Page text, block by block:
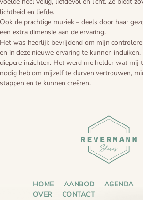
Ayahuasca integratie
Ayahuasca informatie
Ayahuasca ceremonie
Ayahuasca veiligheid
Over
Over mij
Reviews
De cirkel van het leven
contact
lichtheid en liefde.
Ook de prachtige muziek – deels door haar
een extra dimensie aan de ervaring.
Het was heerlijk bevrijdend om mijn
en in deze nieuwe ervaring te kunnen
diepere inzichten. Het werd me helder wat mij
nodig heb om mijzelf te durven vertrouwen,
stappen en te kunnen creëren.
HOME AANBOD AGENDA
OVER
CONTACT